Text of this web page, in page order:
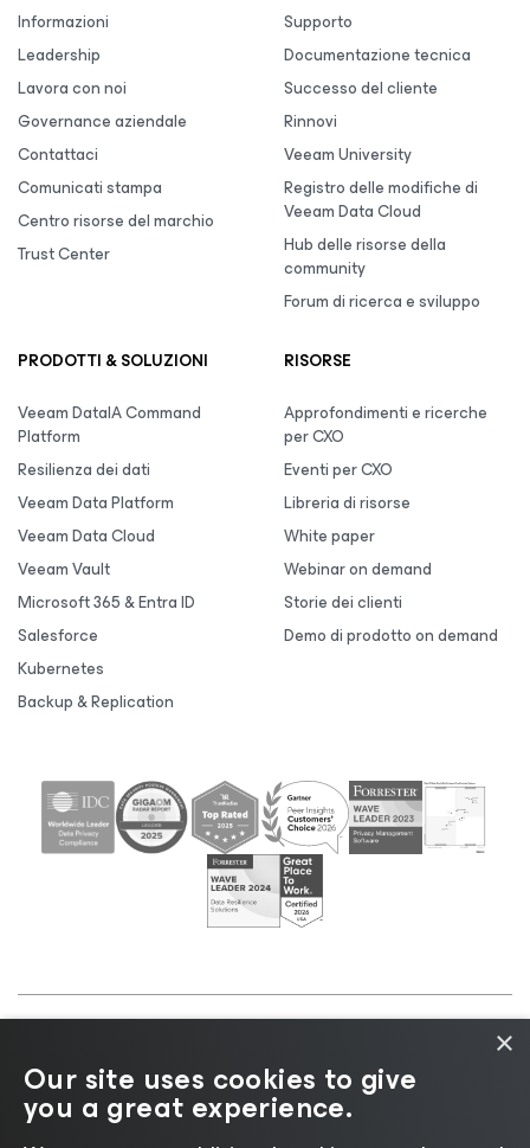
Informazioni
Leadership
Lavora con noi
Governance aziendale
Contattaci
Comunicati stampa
Centro risorse del marchio
Trust Center
Supporto
Documentazione tecnica
Successo del cliente
Rinnovi
Veeam University
Registro delle modifiche di
Veeam Data Cloud
Hub delle risorse della
community
Forum di ricerca e sviluppo
PRODOTTI & SOLUZIONI
Veeam DataIA Command
Platform
Resilienza dei dati
Veeam Data Platform
Veeam Data Cloud
Veeam Vault
Microsoft 365 & Entra ID
Salesforce
Kubernetes
Backup & Replication
RISORSE
Approfondimenti e ricerche
per CXO
Eventi per CXO
Libreria di risorse
White paper
Webinar on demand
Storie dei clienti
Demo di prodotto on demand
Informativa sulla privacy
|Informativa sui cookie|Informazioni legali
di licenza|Risorse del fornitore
×
Our site uses cookies to give
you a great experience.